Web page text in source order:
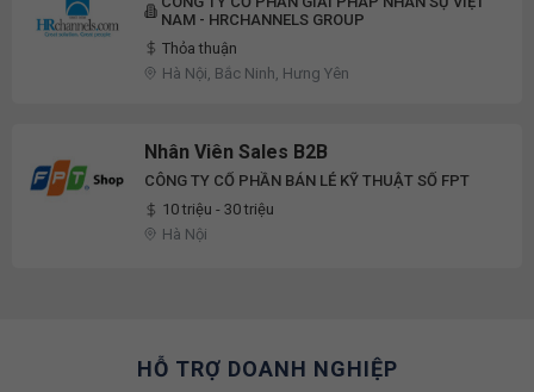
NAM - HRCHANNELS GROUP
Thỏa thuận
Hà Nội, Bắc Ninh, Hưng Yên
Nhân Viên Sales B2B
CÔNG TY CỔ PHẦN BÁN LẺ KỸ THUẬT SỐ FPT
10 triệu - 30 triệu
Hà Nội
HỖ TRỢ DOANH NGHIỆP